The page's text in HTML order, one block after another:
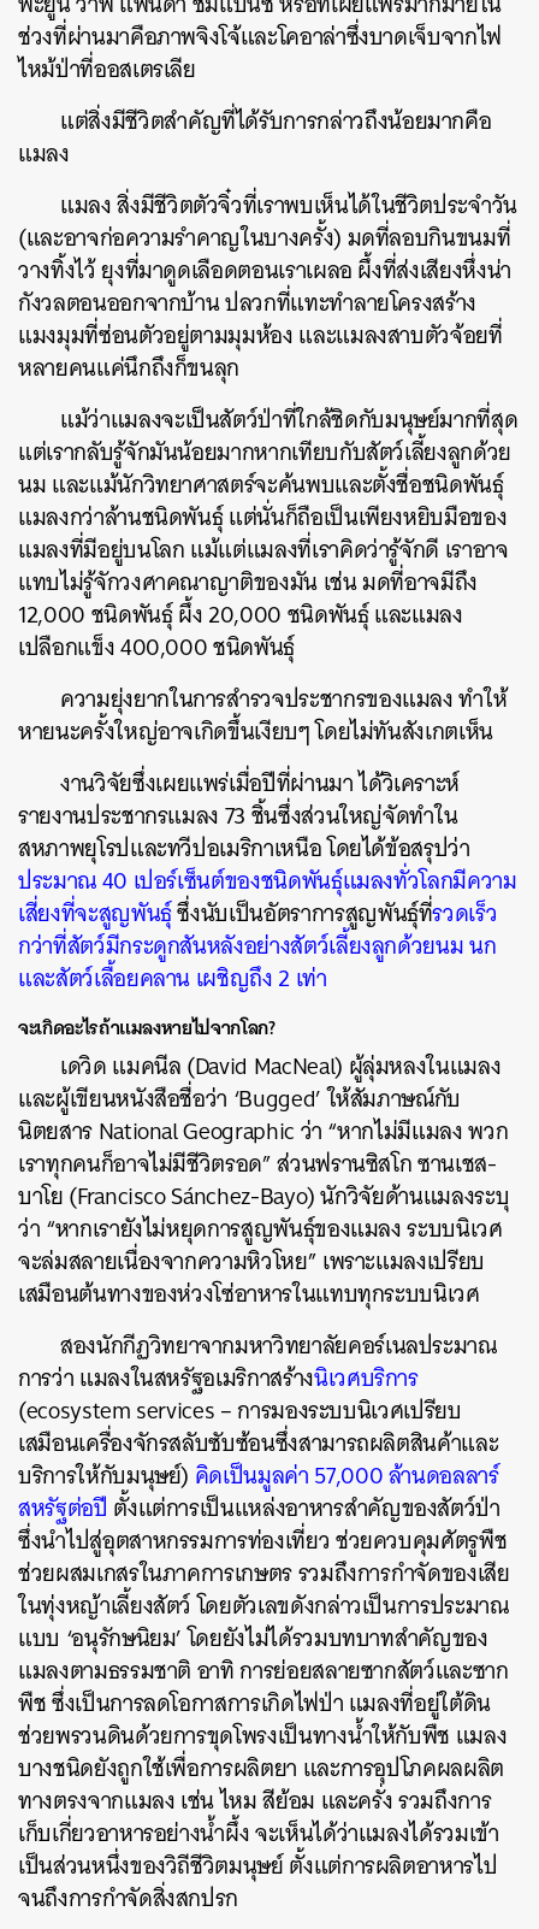
ช่วงที่ผ่านมาคือภาพจิงโจ้และโคอาล่าซึ่งบาดเจ็บจากไฟ
ไหม้ป่าที่ออสเตรเลีย
แต่สิ่งมีชีวิตสำคัญที่ได้รับการกล่าวถึงน้อยมากคือ
แมลง
แมลง สิ่งมีชีวิตตัวจิ๋วที่เราพบเห็นได้ในชีวิตประจำวัน
(และอาจก่อความรำคาญในบางครั้ง) มดที่ลอบกินขนมที่
วางทิ้งไว้ ยุงที่มาดูดเลือดตอนเราเผลอ ผึ้งที่ส่งเสียงหึ่งน่า
กังวลตอนออกจากบ้าน ปลวกที่แทะทำลายโครงสร้าง
แมงมุมที่ซ่อนตัวอยู่ตามมุมห้อง และแมลงสาบตัวจ้อยที่
หลายคนแค่นึกถึงก็ขนลุก
แม้ว่าแมลงจะเป็นสัตว์ป่าที่ใกล้ชิดกับมนุษย์มากที่สุด
แต่เรากลับรู้จักมันน้อยมากหากเทียบกับสัตว์เลี้ยงลูกด้วย
นม และแม้นักวิทยาศาสตร์จะค้นพบและตั้งชื่อชนิดพันธุ์
แมลงกว่าล้านชนิดพันธุ์ แต่นั่นก็ถือเป็นเพียงหยิบมือของ
แมลงที่มีอยู่บนโลก แม้แต่แมลงที่เราคิดว่ารู้จักดี เราอาจ
แทบไม่รู้จักวงศาคณาญาติของมัน เช่น มดที่อาจมีถึง
12,000 ชนิดพันธุ์ ผึ้ง 20,000 ชนิดพันธุ์ และแมลง
เปลือกแข็ง 400,000 ชนิดพันธุ์
ความยุ่งยากในการสำรวจประชากรของแมลง ทำให้
หายนะครั้งใหญ่อาจเกิดขึ้นเงียบๆ โดยไม่ทันสังเกตเห็น
งานวิจัยซึ่งเผยแพร่เมื่อปีที่ผ่านมา ได้วิเคราะห์
รายงานประชากรแมลง 73 ชิ้นซึ่งส่วนใหญ่จัดทำใน
สหภาพยุโรปและทวีปอเมริกาเหนือ โดยได้ข้อสรุปว่า
ประมาณ 40 เปอร์เซ็นต์ของชนิดพันธุ์แมลงทั่วโลกมีความ
เสี่ยงที่จะสูญพันธุ์ซึ่งนับเป็นอัตราการสูญพันธุ์ที่รวดเร็ว
กว่าที่สัตว์มีกระดูกสันหลังอย่างสัตว์เลี้ยงลูกด้วยนม นก
และสัตว์เลื้อยคลาน เผชิญถึง 2 เท่า
จะเกิดอะไรถ้าแมลงหายไปจากโลก?
เดวิด แมคนีล (David MacNeal) ผู้ลุ่มหลงในแมลง
และผู้เขียนหนังสือชื่อว่า ‘Bugged’ ให้สัมภาษณ์กับ
นิตยสาร National Geographic ว่า “หากไม่มีแมลง พวก
เราทุกคนก็อาจไม่มีชีวิตรอด” ส่วนฟรานซิสโก ซานเชส-
บาโย (Francisco Sánchez-Bayo) นักวิจัยด้านแมลงระบุ
ว่า “หากเรายังไม่หยุดการสูญพันธุ์ของแมลง ระบบนิเวศ
จะล่มสลายเนื่องจากความหิวโหย” เพราะแมลงเปรียบ
เสมือนต้นทางของห่วงโซ่อาหารในแทบทุกระบบนิเวศ
สองนักกีฏวิทยาจากมหาวิทยาลัยคอร์เนลประมาณ
การว่า แมลงในสหรัฐอเมริกาสร้างนิเวศบริการ
(ecosystem services – การมองระบบนิเวศเปรียบ
เสมือนเครื่องจักรสลับซับซ้อนซึ่งสามารถผลิตสินค้าและ
บริการให้กับมนุษย์) คิดเป็นมูลค่า 57,000 ล้านดอลลาร์
สหรัฐต่อปี ตั้งแต่การเป็นแหล่งอาหารสำคัญของสัตว์ป่า
ซึ่งนำไปสู่อุตสาหกรรมการท่องเที่ยว ช่วยควบคุมศัตรูพืช
ช่วยผสมเกสรในภาคการเกษตร รวมถึงการกำจัดของเสีย
ในทุ่งหญ้าเลี้ยงสัตว์ โดยตัวเลขดังกล่าวเป็นการประมาณ
แบบ ‘อนุรักษนิยม’ โดยยังไม่ได้รวมบทบาทสำคัญของ
แมลงตามธรรมชาติ อาทิ การย่อยสลายซากสัตว์และซาก
พืช ซึ่งเป็นการลดโอกาสการเกิดไฟป่า แมลงที่อยู่ใต้ดิน
ช่วยพรวนดินด้วยการขุดโพรงเป็นทางน้ำให้กับพืช แมลง
บางชนิดยังถูกใช้เพื่อการผลิตยา และการอุปโภคผลผลิต
ทางตรงจากแมลง เช่น ไหม สีย้อม และครั่ง รวมถึงการ
เก็บเกี่ยวอาหารอย่างน้ำผึ้ง จะเห็นได้ว่าแมลงได้รวมเข้า
เป็นส่วนหนึ่งของวิถีชีวิตมนุษย์ ตั้งแต่การผลิตอาหารไป
จนถึงการกำจัดสิ่งสกปรก